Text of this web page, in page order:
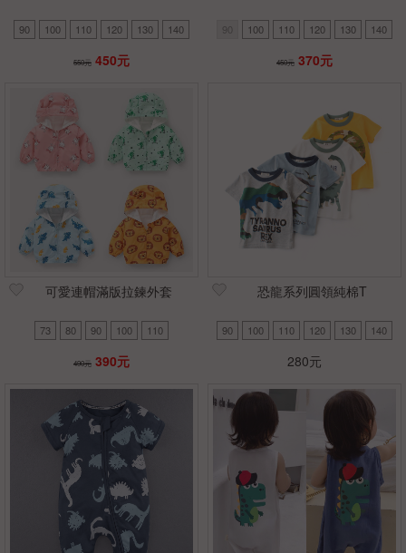
90 100 110 120 130 140
550元 450元
100 110 120 130 140
450元 370元
可愛連帽滿版拉鍊外套
73 80 90 100 110
490元 390元
恐龍系列圓領純棉T
90 100 110 120 130 140
280元